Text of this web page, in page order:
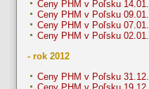
Ceny PHM v Poľsku 14.01.
Ceny PHM v Poľsku 09.01.
Ceny PHM v Poľsku 07.01.
Ceny PHM v Poľsku 02.01.
- rok 2012
Ceny PHM v Poľsku 31.12.